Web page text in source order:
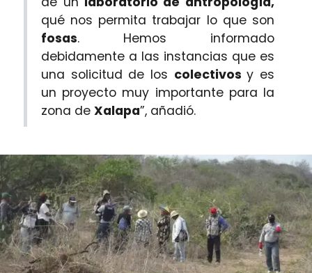
qué nos permita trabajar lo que son
fosas. Hemos informado
debidamente a las instancias que es
una solicitud de los colectivosy es
un proyecto muy importante para la
zona deXalapa”, añadió.